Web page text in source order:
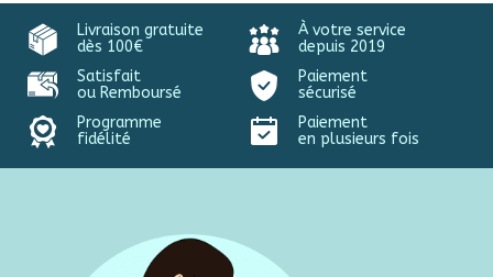
Livraison gratuite
dès 100€
À votre service
depuis 2019
Satisfait
ou Remboursé
Paiement
sécurisé
Programme
fidélité
Paiement
en plusieurs fois